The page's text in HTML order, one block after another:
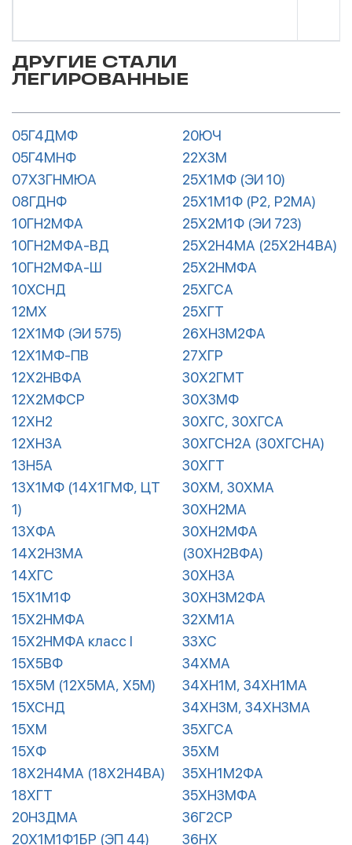
ДРУГИЕ СТАЛИ
ЛЕГИРОВАННЫЕ
05Г4ДМФ
05Г4МНФ
07Х3ГНМЮА
08ГДНФ
10ГН2МФА
10ГН2МФА-ВД
10ГН2МФА-Ш
10ХСНД
12МХ
12Х1МФ (ЭИ 575)
12Х1МФ-ПВ
12Х2НВФА
12Х2МФСР
12ХН2
12ХН3А
13Н5А
13Х1МФ (14Х1ГМФ, ЦТ
1)
13ХФА
14Х2Н3МА
14ХГС
15Х1М1Ф
15Х2НМФА
15Х2НМФА класс I
15Х5ВФ
15Х5М (12Х5МА, Х5М)
15ХСНД
15ХМ
15ХФ
18Х2Н4МА (18Х2Н4ВА)
18ХГТ
20Н3ДМА
20Х1М1Ф1БР (ЭП 44)
20ЮЧ
22Х3М
25Х1МФ (ЭИ 10)
25Х1М1Ф (Р2, Р2МА)
25Х2М1Ф (ЭИ 723)
25Х2Н4МА (25Х2Н4ВА)
25Х2НМФА
25ХГСА
25ХГТ
26ХН3М2ФА
27ХГР
30Х2ГМТ
30Х3МФ
30ХГС, 30ХГСА
30ХГСН2А (30ХГСНА)
30ХГТ
30ХМ, 30ХМА
30ХН2МА
30ХН2МФА
(30ХН2ВФА)
30ХН3А
30ХН3М2ФА
32ХМ1А
33ХС
34ХМА
34ХН1М, 34ХН1МА
34ХН3М, 34ХН3МА
35ХГСА
35ХМ
35ХН1М2ФА
35ХН3МФА
36Г2СР
36НХ